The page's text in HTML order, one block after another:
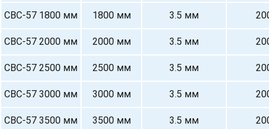
СВС-57 1800 мм 1800 мм 3.5 мм
СВС-57 2000 мм 2000 мм 3.5 мм
СВС-57 2500 мм 2500 мм 3.5 мм
СВС-57 3000 мм 3000 мм 3.5 мм
СВС-57 3500 мм 3500 мм 3.5 мм